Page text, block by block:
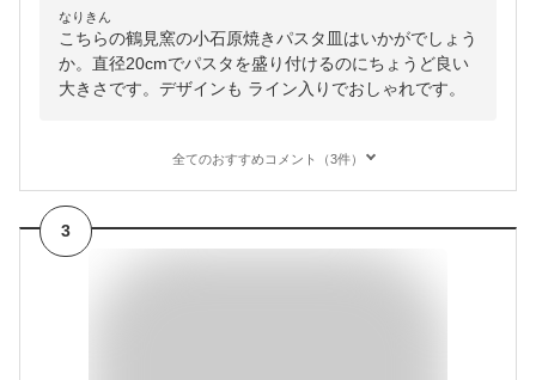
なりきん
こちらの鶴見窯の小石原焼きパスタ皿はいかがでしょう
か。直径20cmでパスタを盛り付けるのにちょうど良い
大きさです。デザインも ライン入りでおしゃれです。
全てのおすすめコメント（3件）
3